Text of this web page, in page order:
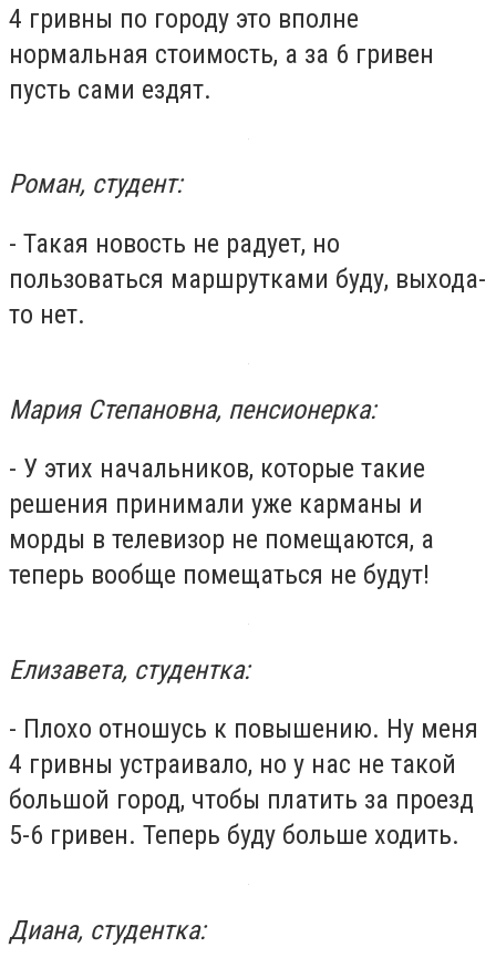
4 гривны по городу это вполне
нормальная стоимость, а за 6 гривен
пусть сами ездят.
Роман, студент:
- Такая новость не радует, но
пользоваться маршрутками буду, выхода-
то нет.
Мария Степановна, пенсионерка:
- У этих начальников, которые такие
решения принимали уже карманы и
морды в телевизор не помещаются, а
теперь вообще помещаться не будут!
Елизавета, студентка:
- Плохо отношусь к повышению. Ну меня
4 гривны устраивало, но у нас не такой
большой город, чтобы платить за проезд
5-6 гривен. Теперь буду больше ходить.
Диана, студентка: